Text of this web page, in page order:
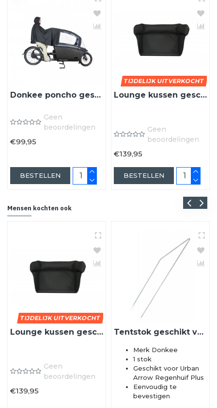
Donkee poncho geschikt voor Urban Arrow bakfiets plus regentent
Geen
beoordelingen
€99,95
BESTELLEN
TIJDELIJK UITVERKOCHT
Lounge kussen geschikt voor de Urban Arrow bakfiets
Geen
beoordelingen
€139,95
BESTELLEN
Mensen kochten ook
TIJDELIJK UITVERKOCHT
Lounge kussen geschikt voor de Urban Arrow bakfiets
Geen
beoordelingen
€139,95
Tentstok geschikt voor Urban Arrow Regenhuif Plus
Merk Donkee
1 stok
Geschikt voor Urban
Arrow Regenhuif Plus
Eenvoudig te
bevestigen